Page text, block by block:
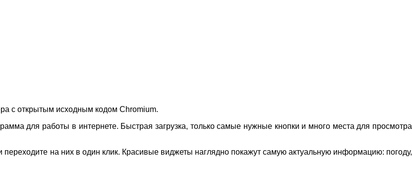
с открытым исходным кодом Chromium.
для работы в интернете. Быстрая загрузка, только самые нужные кнопки и много места для просмотра
на них в один клик. Красивые виджеты наглядно покажут самую актуальную информацию: погоду,